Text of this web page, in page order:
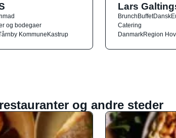
og bodegaer
KommuneKastrup
Lars
BrunchBuffetDansk
Catering
DanmarkRegion
og andre steder